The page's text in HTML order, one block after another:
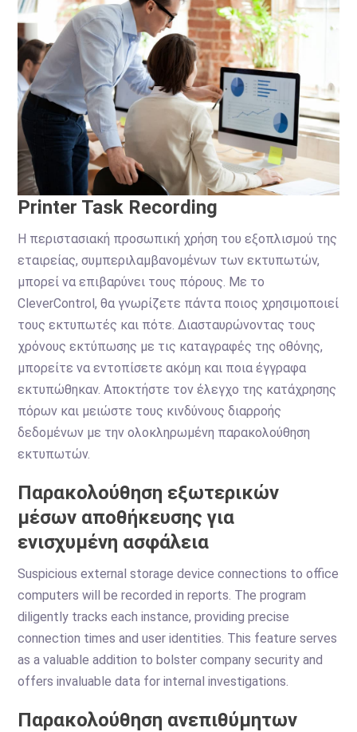
Printer Task Recording
Η περιστασιακή προσωπική χρήση του εξοπλισμού της
εταιρείας, συμπεριλαμβανομένων των εκτυπωτών,
μπορεί να επιβαρύνει τους πόρους. Με το
CleverControl, θα γνωρίζετε πάντα ποιος χρησιμοποιεί
τους εκτυπωτές και πότε. Διασταυρώνοντας τους
χρόνους εκτύπωσης με τις καταγραφές της οθόνης,
μπορείτε να εντοπίσετε ακόμη και ποια έγγραφα
εκτυπώθηκαν. Αποκτήστε τον έλεγχο της κατάχρησης
πόρων και μειώστε τους κινδύνους διαρροής
δεδομένων με την ολοκληρωμένη παρακολούθηση
εκτυπωτών.
Παρακολούθηση εξωτερικών
μέσων αποθήκευσης για
ενισχυμένη ασφάλεια
Suspicious external storage device connections to office
computers will be recorded in reports. The program
diligently tracks each instance, providing precise
connection times and user identities. This feature serves
as a valuable addition to bolster company security and
offers invaluable data for internal investigations.
Παρακολούθηση ανεπιθύμητων